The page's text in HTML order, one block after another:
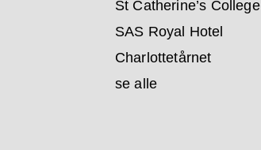
St Catherine’s College
SAS Royal Hotel
Charlottetårnet
se alle